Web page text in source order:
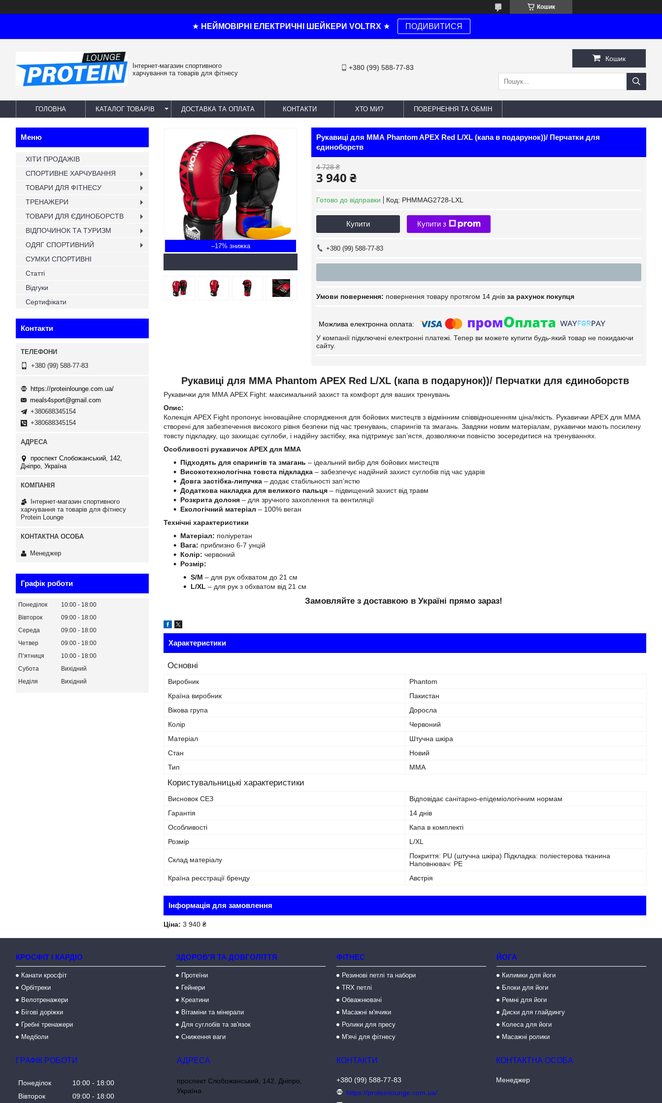
Кошик
★ НЕЙМОВІРНІ ЕЛЕКТРИЧНІ ШЕЙКЕРИ VOLTRX ★ ПОДИВИТИСЯ
Інтернет-магазин спортивного
харчування та товарів для фітнесу
+380 (99) 588-77-83
Кошик
ГОЛОВНА КАТАЛОГ ТОВАРІВ ДОСТАВКА ТА ОПЛАТА КОНТАКТИ ХТО МИ? ПОВЕРНЕННЯ ТА ОБМІН
–17%
Рукавиці для ММА Phantom APEX Red L/XL (капа в подарунок))/ Перчатки для
єдиноборств
4 728 ₴
3 940 ₴
Готово до відправки Код: PHMMAG2728-LXL
Купити Купити з
+380 (99) 588-77-83
повернення товару протягом 14 днів за рахунок покупця
У компанії підключені електронні платежі. Тепер ви можете купити будь-який товар не покидаючи
сайту.
Рукавиці для ММА Phantom APEX Red L/XL (капа в подарунок))/ Перчатки для єдиноборств
Рукавички для ММА APEX Fight: максимальний захист та комфорт для ваших тренувань
Опис:
Колекція APEX Fight пропонує інноваційне спорядження для бойових мистецтв з відмінним співвідношенням ціна/якість. Рукавички APEX для ММА
створені для забезпечення високого рівня безпеки під час тренувань, спарингів та змагань. Завдяки новим матеріалам, рукавички мають посилену
товсту підкладку, що захищає суглоби, і надійну застібку, яка підтримує зап’ястя, дозволяючи повністю зосередитися на тренуваннях.
Особливості рукавичок APEX для ММА
Підходять для спарингів та змагань – ідеальний вибір для бойових мистецтв
Високотехнологічна товста підкладка – забезпечує надійний захист суглобів під час ударів
Довга застібка-липучка – додає стабільності зап’ястю
Додаткова накладка для великого пальця – підвищений захист від травм
Розкрита долоня – для зручного захоплення та вентиляції
Екологічний матеріал – 100% веган
Технічні характеристики
Матеріал: поліуретан
Вага: приблизно 6-7 унцій
Колір: червоний
Розмір:
S/M – для рук обхватом до 21 см
L/XL – для рук з обхватом від 21 см
Замовляйте з доставкою в Україні прямо зараз!
Характеристики
Основні
Виробник
Phantom
Країна виробник
Пакистан
Вікова група
Доросла
Колір
Червоний
Матеріал
Штучна шкіра
Стан
Новий
Тип
MMA
Користувальницькі характеристики
Висновок СЕЗ
Відповідає санітарно-епідеміологічним нормам
Гарантія
14 днів
Особливості
Капа в комплекті
Розмір
L/XL
Склад матеріалу
Покриття: PU (штучна шкіра) Підкладка: поліестерова тканина
Наповнювач: PE
Країна реєстрації бренду
Австрія
Інформація для замовлення
Ціна: 3 940 ₴
ХІТИ ПРОДАЖІВ
СПОРТИВНЕ ХАРЧУВАННЯ
ТОВАРИ ДЛЯ ФІТНЕСУ
ТРЕНАЖЕРИ
ТОВАРИ ДЛЯ ЄДИНОБОРСТВ
ВІДПОЧИНОК ТА ТУРИЗМ
ОДЯГ СПОРТИВНИЙ
СУМКИ СПОРТИВНІ
Статті
Відгуки
Сертифікати
Контакти
+380 (99) 588-77-83
https://proteinlounge.com.ua/
meals4sport@gmail.com
+380688345154
+380688345154
проспект Слобожанський, 142,
Дніпро, Україна
Інтернет-магазин спортивного
харчування та товарів для фітнесу
Protein Lounge
Менеджер
Графік роботи
Понеділок 10:00
18:00
Вівторок
09:00
18:00
Середа
09:00
18:00
Четвер
09:00
18:00
Пʼятниця
10:00
18:00
Субота
Вихідний
Неділя
Вихідний
КРОСФІТ І КАРДІО
Канати кросфіт
Орбітреки
Велотренажери
Бігові доріжки
Гребні тренажери
Медболи
ЗДОРОВ'Я ТА ДОВГОЛІТТЯ
Протеїни
Гейнери
Креатини
Вітаміни та мінерали
Для суглобів та зв'язок
Сниження ваги
ФІТНЕС
Резинові петлі та набори
TRX петлі
Обважнювачі
Масажні м'ячики
Ролики для пресу
М'ячі для фітнесу
ЙОГА
Килимки для йоги
Блоки для йоги
Ремні для йоги
Диски для глайдингу
Колеса для йоги
Масажні ролики
ГРАФІК РОБОТИ
Понеділок 10:00
18:00
Вівторок
09:00 18:00
проспект Слобожанський, 142, Дніпро,
Україна
+380 (99) 588-77-83
https://proteinlounge.com.ua/
Менеджер